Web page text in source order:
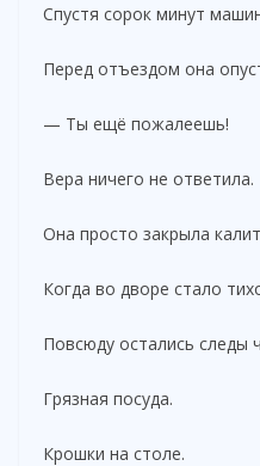
Спустя сорок минут
Перед отъездом она
— Ты ещё пожалеешь!
Вера ничего не ответила.
Она просто закрыла
Когда во дворе стало
Повсюду остались следы
Грязная посуда.
Крошки на столе.